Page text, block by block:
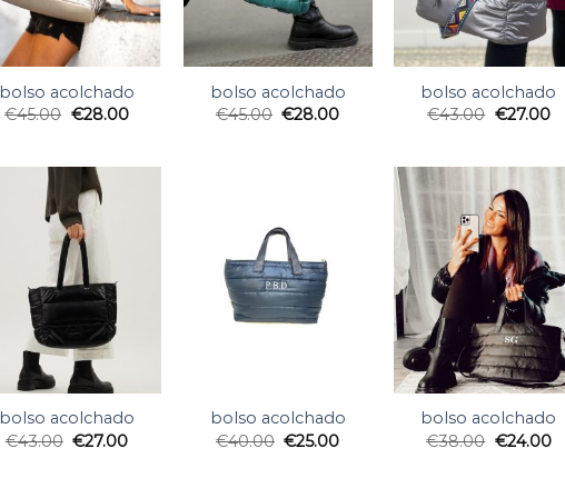
bolso acolchado
€45.00 €28.00
bolso acolchado
€45.00 €28.00
bolso acolchado
€43.00 €27.00
bolso acolchado
€43.00 €27.00
bolso acolchado
€40.00 €25.00
bolso acolchado
€38.00 €24.00